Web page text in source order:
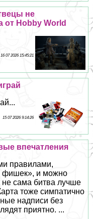
не
от Hobby World
16 07 2026 15:45:21
15 07 2026 9:14:26
впечатления
правилами,
фишек», и можно
не сама битва лучше
тоже симпатично
надписи без
приятно. ...